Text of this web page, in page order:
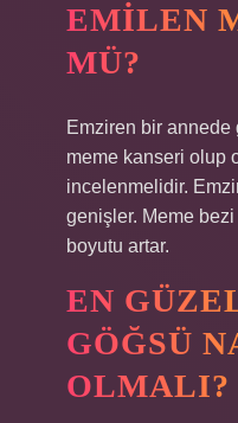
EMILEN
MÜ?
Emziren bir
meme kanseri olup
incelenmelidir.
genişler. Meme
boyutu artar.
EN
GÖĞSÜ
OLMALI?